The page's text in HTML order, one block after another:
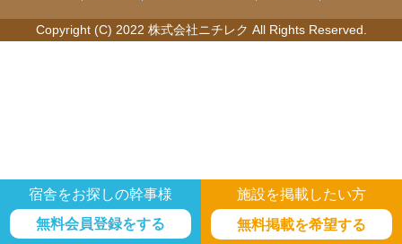
宿舎をお探しの幹事様
無料会員登録をする
施設を掲載したい方
無料掲載を希望する
Copyright (C) 2022 株式会社ニチレク All Rights Reserved.